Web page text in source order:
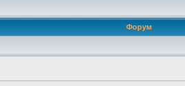
Форум